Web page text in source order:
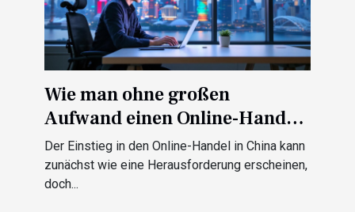
Wie man ohne großen
Aufwand einen Online-Handel
in China startet?
Der Einstieg in den Online-Handel in China kann
zunächst wie eine Herausforderung erscheinen,
doch...